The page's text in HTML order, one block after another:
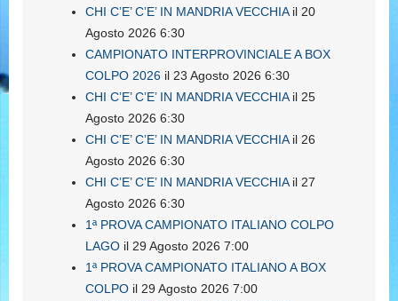
CHI C’E’ C’E’ IN MANDRIA VECCHIAil 20
Agosto 2026 6:30
CAMPIONATO INTERPROVINCIALE A BOX
COLPO 2026 il 23 Agosto 2026 6:30
CHI C’E’ C’E’ IN MANDRIA VECCHIAil 25
Agosto 2026 6:30
CHI C’E’ C’E’ IN MANDRIA VECCHIAil 26
Agosto 2026 6:30
CHI C’E’ C’E’ IN MANDRIA VECCHIAil 27
Agosto 2026 6:30
1ª PROVA CAMPIONATO ITALIANO COLPO
LAGO il 29 Agosto 2026 7:00
1ª PROVA CAMPIONATO ITALIANO A BOX
COLPO il 29 Agosto 2026 7:00